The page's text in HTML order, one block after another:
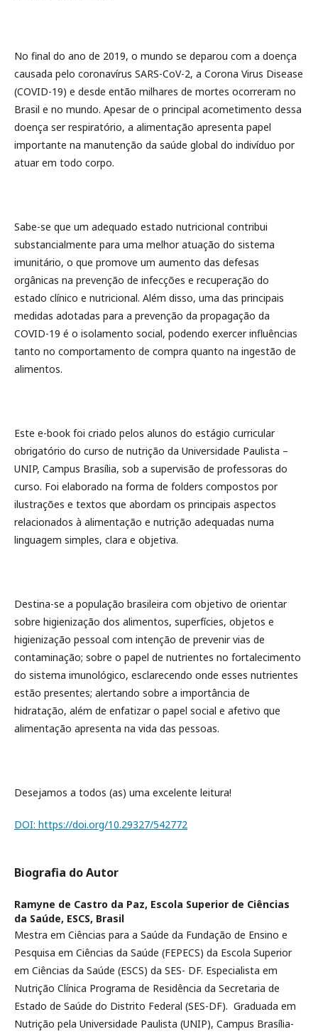
No final do ano de 2019, o mundo se deparou com a doença
causada pelo coronavírus SARS-CoV-2, a Corona Virus Disease
(COVID-19) e desde então milhares de mortes ocorreram no
Brasil e no mundo. Apesar de o principal acometimento dessa
doença ser respiratório, a alimentação apresenta papel
importante na manutenção da saúde global do indivíduo por
atuar em todo corpo.
Sabe-se que um adequado estado nutricional contribui
substancialmente para uma melhor atuação do sistema
imunitário, o que promove um aumento das defesas
orgânicas na prevenção de infecções e recuperação do
estado clínico e nutricional. Além disso, uma das principais
medidas adotadas para a prevenção da propagação da
COVID-19 é o isolamento social, podendo exercer influências
tanto no comportamento de compra quanto na ingestão de
alimentos.
Este e-book foi criado pelos alunos do estágio curricular
obrigatório do curso de nutrição da Universidade Paulista –
UNIP, Campus Brasília, sob a supervisão de professoras do
curso. Foi elaborado na forma de folders compostos por
ilustrações e textos que abordam os principais aspectos
relacionados à alimentação e nutrição adequadas numa
linguagem simples, clara e objetiva.
Destina-se a população brasileira com objetivo de orientar
sobre higienização dos alimentos, superfícies, objetos e
higienização pessoal com intenção de prevenir vias de
contaminação; sobre o papel de nutrientes no fortalecimento
do sistema imunológico, esclarecendo onde esses nutrientes
estão presentes; alertando sobre a importância de
hidratação, além de enfatizar o papel social e afetivo que
alimentação apresenta na vida das pessoas.
Desejamos a todos (as) uma excelente leitura!
DOI: https://doi.org/10.29327/542772
Biografia do Autor
Ramyne de Castro da Paz, Escola Superior de Ciências
da Saúde, ESCS, Brasil
Mestra em Ciências para a Saúde da Fundação de Ensino e
Pesquisa em Ciências da Saúde (FEPECS) da Escola Superior
em Ciências da Saúde (ESCS) da SES- DF. Especialista em
Nutrição Clínica Programa de Residência da Secretaria de
Estado de Saúde do Distrito Federal (SES-DF). Graduada em
Nutrição pela Universidade Paulista (UNIP), Campus Brasília-